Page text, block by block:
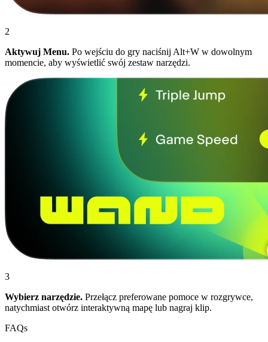
2
Aktywuj Menu. Po wejściu do gry naciśnij Alt+W w dowolnym
momencie, aby wyświetlić swój zestaw narzędzi.
3
Wybierz narzędzie. Przełącz preferowane pomoce w rozgrywce,
natychmiast otwórz interaktywną mapę lub nagraj klip.
FAQs